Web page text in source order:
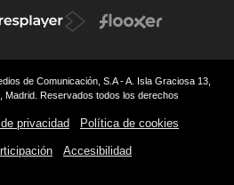
de Comunicación, S.A - A. Isla Graciosa 13,
Madrid. Reservados todos los derechos
privacidad Política de cookies
Accesibilidad